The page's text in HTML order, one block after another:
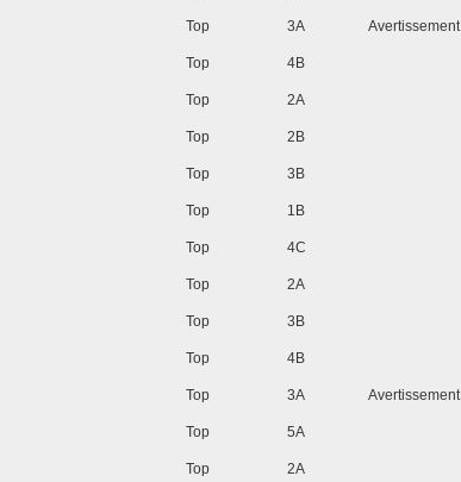
Top 3A Avertissement
Top 4B
Top 2A
Top 2B
Top 3B
Top 1B
Top 4C
Top 2A
Top 3B
Top 4B
Top 3A Avertissement
Top 5A
Top 2A